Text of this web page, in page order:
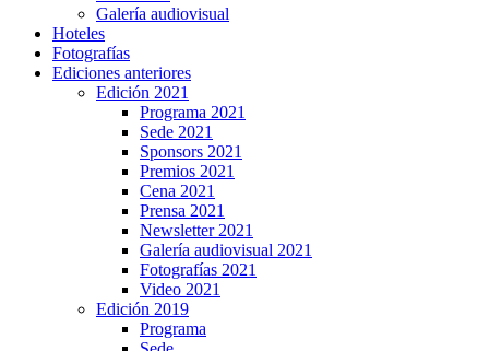
Galería audiovisual
Hoteles
Fotografías
Ediciones anteriores
Edición 2021
Programa 2021
Sede 2021
Sponsors 2021
Premios 2021
Cena 2021
Prensa 2021
Newsletter 2021
Galería audiovisual 2021
Fotografías 2021
Video 2021
Edición 2019
Programa